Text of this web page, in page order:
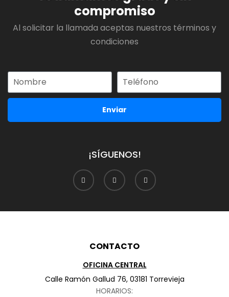
compromiso
Al solicitar la llamada aceptas nuestros términos y
condiciones
Enviar
¡SÍGUENOS!
CONTACTO
OFICINA CENTRAL
Calle Ramón Gallud 76, 03181 Torrevieja
HORARIOS: